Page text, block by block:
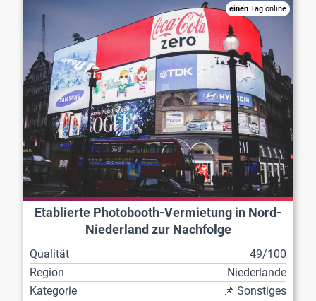
einen Tag online
Etablierte Photobooth-Vermietung in Nord-
Niederland zur Nachfolge
Qualität
49/100
Region
Niederlande
Kategorie
📌 Sonstiges